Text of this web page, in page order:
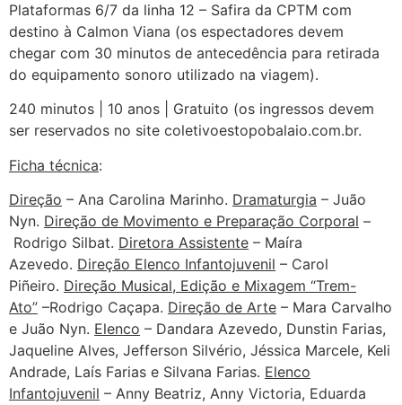
Plataformas 6/7 da linha 12 – Safira da CPTM com
destino à Calmon Viana (os espectadores devem
chegar com 30 minutos de antecedência para retirada
do equipamento sonoro utilizado na viagem).
240 minutos | 10 anos | Gratuito (os ingressos devem
ser reservados no site coletivoestopobalaio.com.br.
Ficha técnica:
Direção – Ana Carolina Marinho. Dramaturgia – Juão
Nyn. Direção de Movimento e Preparação Corporal –
Rodrigo Silbat. Diretora Assistente – Maíra
Azevedo. Direção Elenco Infantojuvenil – Carol
Piñeiro. Direção Musical, Edição e Mixagem “Trem-
Ato” –Rodrigo Caçapa. Direção de Arte – Mara Carvalho
e Juão Nyn. Elenco – Dandara Azevedo, Dunstin Farias,
Jaqueline Alves, Jefferson Silvério, Jéssica Marcele, Keli
Andrade, Laís Farias e Silvana Farias. Elenco
Infantojuvenil – Anny Beatriz, Anny Victoria, Eduarda